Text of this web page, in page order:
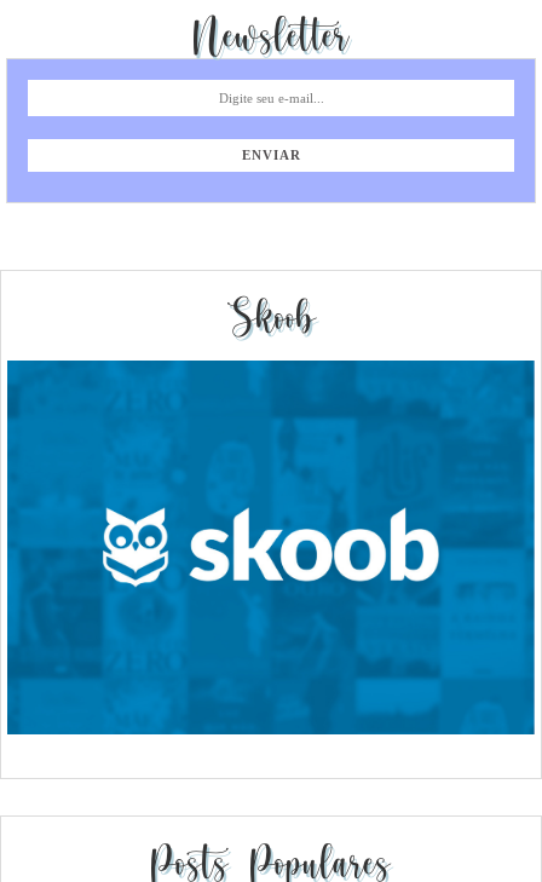
Newsletter
Skoob
Posts Populares